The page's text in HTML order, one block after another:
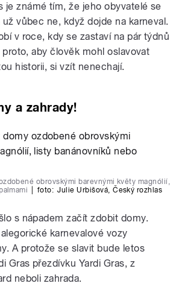
je známé tím, že jeho obyvatelé se
vůbec ne, když dojde na karneval.
v roce, kdy se zastaví na pár týdnů
aby člověk mohl oslavovat
historii, si vzít nenechají.
a zahrady!
obrovskými barevnými květy magnólií,
foto: Julie Urbišová,Český rozhlas
s nápadem začít zdobit domy.
karnevalové vozy
A protože se slavit bude letos
Gras přezdívku Yardi Gras, z
neboli zahrada.